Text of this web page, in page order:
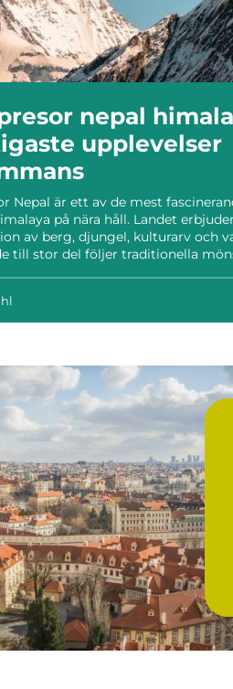
nepal himalayas
upplevelser
Nepal är ett av de mest
på nära håll. Landet
av berg, djungel, kulturarv och
till stor del följer traditionella